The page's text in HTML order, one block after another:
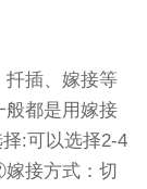
扦插、嫁接等
般都是用嫁接
:可以选择2-4
接方式：切